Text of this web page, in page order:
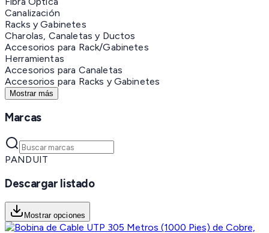
Canalización
Racks y Gabinetes
Charolas, Canaletas y Ductos
Accesorios para Rack/Gabinetes
Herramientas
Accesorios para Canaletas
Accesorios para Racks y Gabinetes
Mostrar más
Marcas
PANDUIT
Descargar listado
Mostrar opciones